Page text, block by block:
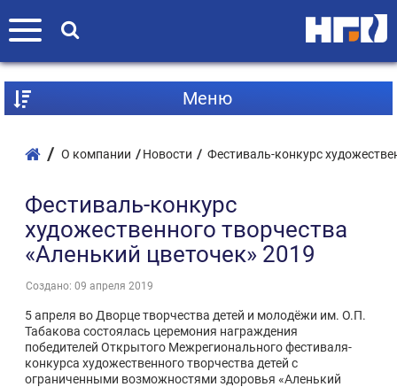
Mеню
О компании Новости Фестиваль-конкурс
Фестиваль-конкурс
художественного творчества
«Аленький цветочек» 2019
Создано: 09 апреля 2019
5 апреля во Дворце творчества детей и молодёжи им. О.П.
Табакова состоялась церемония награждения
победителей Открытого Межрегионального фестиваля-
конкурса художественного творчества детей с
ограниченными возможностями здоровья «Аленький